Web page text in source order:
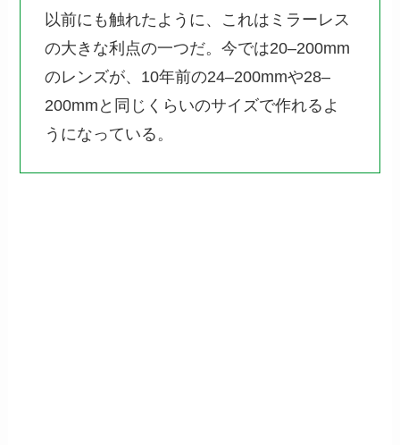
以前にも触れたように、これはミラーレス
の大きな利点の一つだ。今では20–200mm
のレンズが、10年前の24–200mmや28–
200mmと同じくらいのサイズで作れるよ
うになっている。